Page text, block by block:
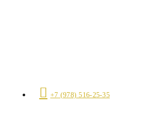
+7 (978) 516-25-35